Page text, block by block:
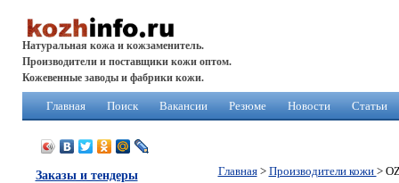
Натуральная кожа и кожзаменитель.
Производители и поставщики кожи оптом.
Кожевенные заводы и фабрики кожи.
Главная Поиск Вакансии Резюме Новости Статьи
Главная> Производители кожи >
Заказы и тендеры